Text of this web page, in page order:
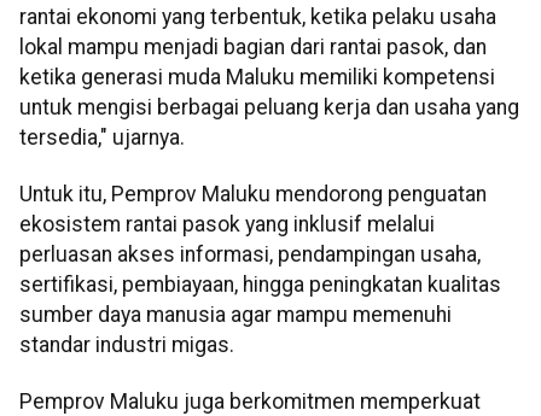
rantai ekonomi yang terbentuk, ketika pelaku usaha
lokal mampu menjadi bagian dari rantai pasok, dan
ketika generasi muda Maluku memiliki kompetensi
untuk mengisi berbagai peluang kerja dan usaha yang
tersedia," ujarnya.
Untuk itu, Pemprov Maluku mendorong penguatan
ekosistem rantai pasok yang inklusif melalui
perluasan akses informasi, pendampingan usaha,
sertifikasi, pembiayaan, hingga peningkatan kualitas
sumber daya manusia agar mampu memenuhi
standar industri migas.
Pemprov Maluku juga berkomitmen memperkuat